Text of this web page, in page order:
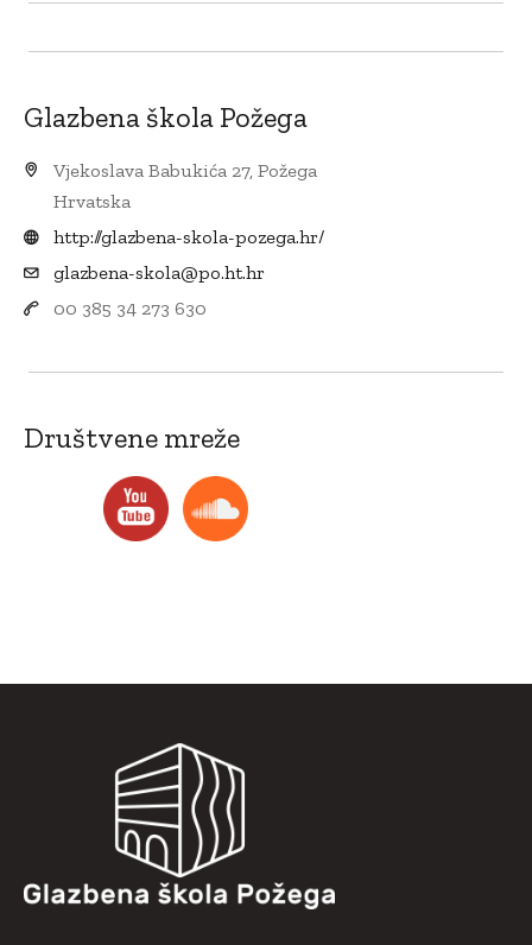
Glazbena škola Požega
Vjekoslava Babukića 27, Požega
Hrvatska
http://glazbena-skola-pozega.hr/
glazbena-skola@po.ht.hr
00 385 34 273 630
Društvene mreže